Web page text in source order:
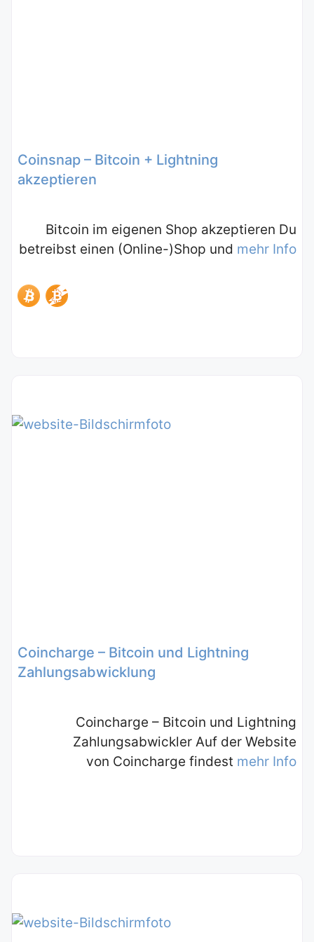
Coinsnap – Bitcoin + Lightning
akzeptieren
Bitcoin im eigenen Shop akzeptieren Du
betreibst einen (Online-)Shop und mehr Info
Coincharge – Bitcoin und Lightning
Zahlungsabwicklung
Coincharge – Bitcoin und Lightning
Zahlungsabwickler Auf der Website
von Coincharge findest mehr Info